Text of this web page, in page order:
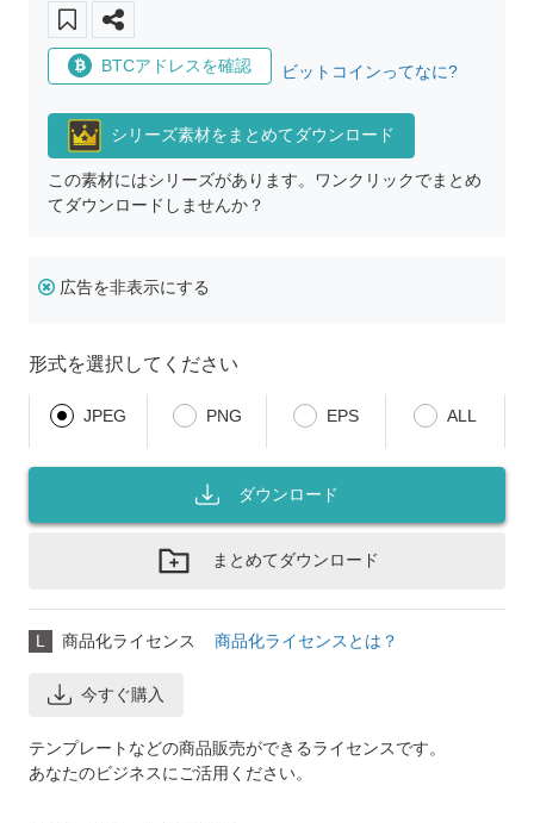
BTCアドレスを確認 ビットコインってなに?
シリーズ素材をまとめてダウンロード
この素材にはシリーズがあります。ワンクリックでまとめ
てダウンロードしませんか？
広告を非表示にする
形式を選択してください
JPEG PNG EPS ALL
ダウンロード
まとめてダウンロード
L 商品化ライセンス 商品化ライセンスとは？
今すぐ購入
テンプレートなどの商品販売ができるライセンスです。
あなたのビジネスにご活用ください。